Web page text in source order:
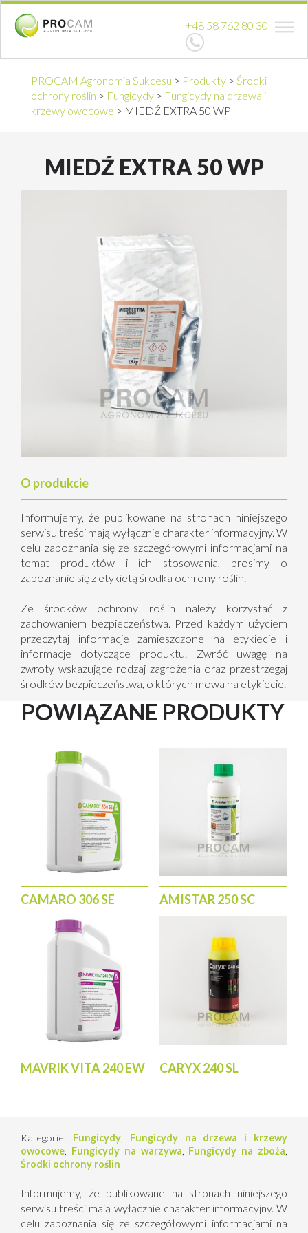
+48 58 762 80 30
PROCAM Agronomia Sukcesu > Produkty > Środki
ochrony roślin > Fungicydy > Fungicydy na drzewa i
krzewy owocowe > MIEDŹ EXTRA 50 WP
MIEDŹ EXTRA 50 WP
O produkcie
Informujemy, że publikowane na stronach niniejszego
serwisu treści mają wyłącznie charakter informacyjny. W
celu zapoznania się ze szczegółowymi informacjami na
temat produktów i ich stosowania, prosimy o
zapoznanie się z etykietą środka ochrony roślin.
Ze środków ochrony roślin należy korzystać z
zachowaniem bezpieczeństwa. Przed każdym użyciem
przeczytaj informacje zamieszczone na etykiecie i
informacje dotyczące produktu. Zwróć uwagę na
zwroty wskazujące rodzaj zagrożenia oraz przestrzegaj
środków bezpieczeństwa, o których mowa na etykiecie.
POWIĄZANE PRODUKTY
CAMARO 306 SE AMISTAR 250 SC
MAVRIK VITA 240 EW CARYX 240 SL
Kategorie: Fungicydy, Fungicydy na drzewa i krzewy
owocowe
Fungicydy na warzywa Fungicydy na zboża
Środki ochrony roślin
Informujemy, że publikowane na stronach niniejszego
serwisu treści mają wyłącznie charakter informacyjny. W
celu zapoznania się ze szczegółowymi informacjami na